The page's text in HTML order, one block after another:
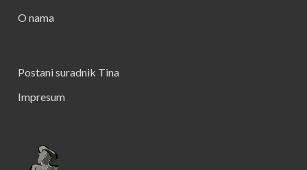
O nama
Postani suradnik Tina
Impresum